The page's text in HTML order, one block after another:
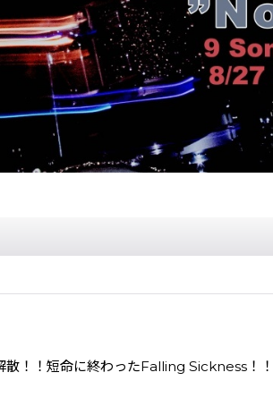
！！短命に終わったFalling Sickness！！